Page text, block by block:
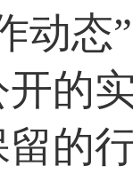
动态
的
的